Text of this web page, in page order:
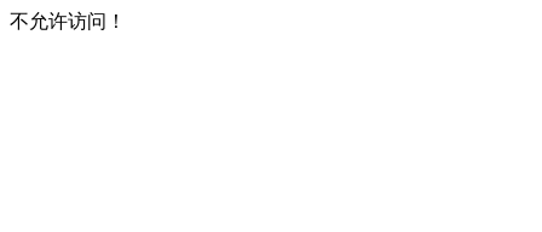
不允许访问！